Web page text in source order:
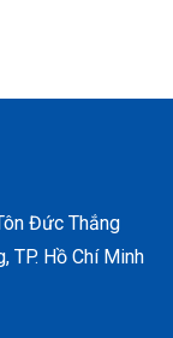
Đức Thắng
TP. Hồ Chí Minh